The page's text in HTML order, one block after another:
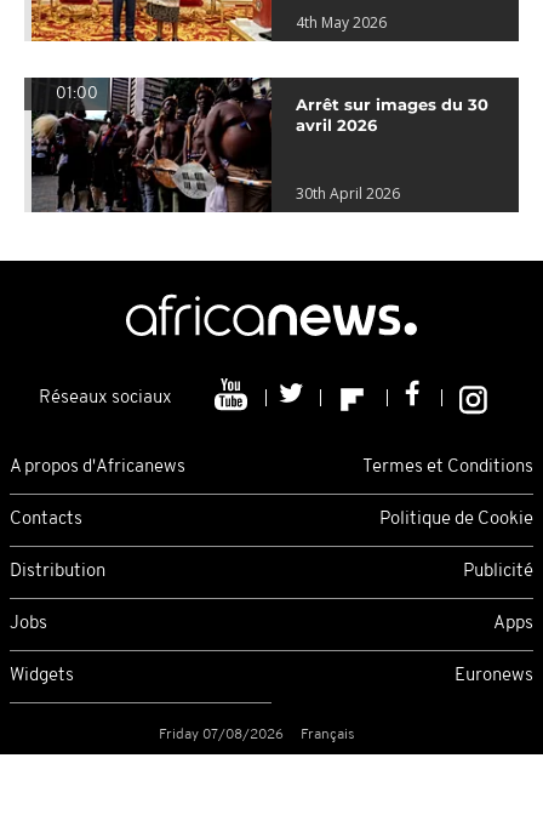
4th May 2026
01:00
Arrêt sur images du 30
avril 2026
30th April 2026
Réseaux sociaux
A propos d'Africanews Termes et Conditions
Contacts Politique de Cookie
Distribution Publicité
Jobs Apps
Widgets Euronews
Friday 07/08/2026